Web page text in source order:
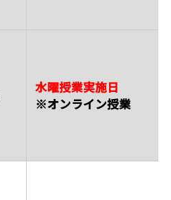
水曜授業実施日
※オンライン授業